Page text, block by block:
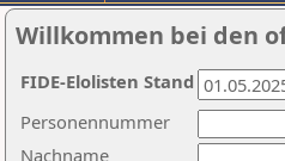
Willkommen bei den
Nachname
Personennummer
FIDE-Elolisten Stand